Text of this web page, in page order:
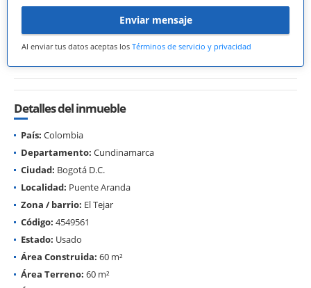
Enviar mensaje
Al enviar tus datos aceptas los Términos de servicio y privacidad
Detalles del inmueble
País: Colombia
Departamento: Cundinamarca
Ciudad: Bogotá D.C.
Localidad: Puente Aranda
Zona / barrio: El Tejar
Código: 4549561
Estado: Usado
Área Construida: 60 m²
Área Terreno: 60 m²